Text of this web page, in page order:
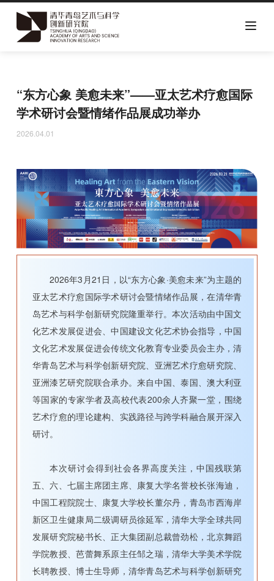
“东方心象 美愈未来”——亚太艺术疗愈国际
学术研讨会暨情绪作品展成功举办
2026.04.01
2026年3月21日，以“东方心象·美愈未来”为主题的
亚太艺术疗愈国际学术研讨会暨情绪作品展，在清华青
岛艺术与科学创新研究院隆重举行。本次活动由中国文
化艺术发展促进会、中国建设文化艺术协会指导，中国
文化艺术发展促进会传统文化教育专业委员会主办，清
华青岛艺术与科学创新研究院、亚洲艺术疗愈研究院、
亚洲漆艺研究院联合承办。来自中国、泰国、澳大利亚
等国家的专家学者及高校代表200余人齐聚一堂，围绕
艺术疗愈的理论建构、实践路径与跨学科融合展开深入
研讨。
本次研讨会得到社会各界高度关注，中国残联第
五、六、七届主席团主席、康复大学名誉校长张海迪，
中国工程院院士、康复大学校长董尔丹，青岛市西海岸
新区卫生健康局二级调研员徐延军，清华大学全球共同
发展研究院秘书长、正大集团副总裁曾劲松，北京舞蹈
学院教授、芭蕾舞系原主任邹之瑞，清华大学美术学院
长聘教授、博士生导师，清华青岛艺术与科学创新研究